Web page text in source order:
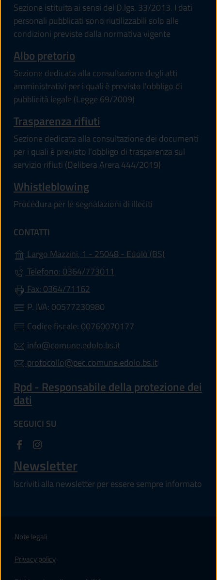
Sezione istituita ai sensi del D.lgs. 33/2013. I dati
personali pubblicati sono riutilizzabili solo alle
condizioni previste dalla normativa vigente
Albo pretorio
Sezione dedicata alla consultazione degli atti
amministrativi per i quali è previsto l'obbligo di
pubblicità legale (Legge 69/2009)
Trasparenza rifiuti
Sezione dedicata alla consultazione dei documenti
per i quali è previsto l'obbligo di trasparenza sul
servizio rifiuti (Delibera Arera 444/2019)
Whistleblowing
Procedura per le segnalazioni di illeciti
CONTATTI
Largo Mazzini, 1 - 25048 - Edolo (BS)
Telefono: 0364/773011
Fax: 0364/71162
P. IVA: 00577230980
Codice fiscale: 00760070177
info@comune.edolo.bs.it
protocollo@pec.comune.edolo.bs.it
Rpd - Responsabile della protezione dei
dati
SEGUICI SU
Newsletter
Iscriviti alla newsletter per essere sempre informato
Note legali
Privacy policy